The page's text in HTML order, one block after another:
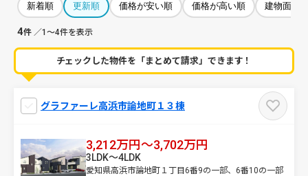
新着順 更新順 価格が安い順 価格が高い順 建物面積
4件 ／1～4件を表示
チェックした物件を「まとめて請求」できます！
グラファーレ高浜市論地町１３棟
3,212万円～3,702万円
愛知県高浜市論地町１丁目6番9の一部、6番10の一部
3LDK～4LDK